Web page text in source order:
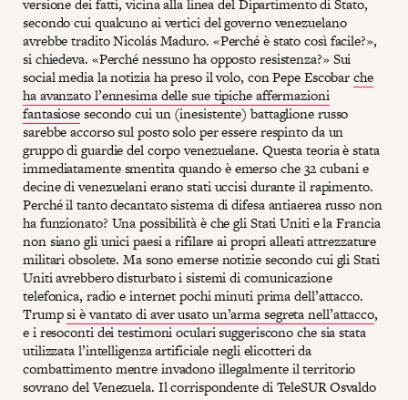
secondo cui qualcuno ai vertici del governo venezuelano
avrebbe tradito Nicolás Maduro. «Perché è stato così facile?»,
si chiedeva. «Perché nessuno ha opposto resistenza?» Sui
social media la notizia ha preso il volo, con Pepe Escobarche
ha avanzato l’ennesima delle sue tipiche affermazioni
fantasiosesecondo cui un (inesistente) battaglione russo
sarebbe accorso sul posto solo per essere respinto da un
gruppo di guardie del corpo venezuelane. Questa teoria è stata
immediatamente smentita quando è emerso che 32 cubani e
decine di venezuelani erano stati uccisi durante il rapimento.
Perché il tanto decantato sistema di difesa antiaerea russo non
ha funzionato? Una possibilità è che gli Stati Uniti e la Francia
non siano gli unici paesi a rifilare ai propri alleati attrezzature
militari obsolete. Ma sono emerse notizie secondo cui gli Stati
Uniti avrebbero disturbato i sistemi di comunicazione
telefonica, radio e internet pochi minuti prima dell’attacco.
Trumpsi è vantato di aver usato un’arma segreta nell’attacco,
e i resoconti dei testimoni oculari suggeriscono che sia stata
utilizzata l’intelligenza artificiale negli elicotteri da
combattimento mentre invadono illegalmente il territorio
sovrano del Venezuela. Il corrispondente di TeleSUR Osvaldo